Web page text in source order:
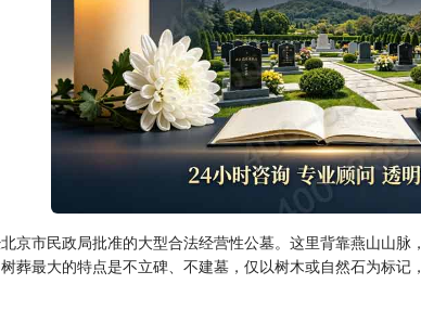
京市民政局批准的大型合法经营性公墓。这里背靠燕山山
葬最大的特点是不立碑、不建墓，仅以树木或自然石为标记